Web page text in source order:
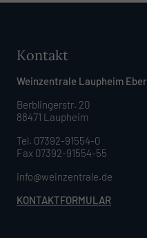
Kontakt
Weinzentrale Laupheim
Berblingerstr. 20
88471 Laupheim
Tel. 07392-91554-0
Fax 07392-91554-55
info@weinzentrale.de
KONTAKTFORMULAR